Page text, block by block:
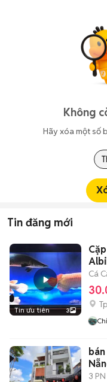
Không
Hãy xóa một số
Tin đăng mới
Tin ưu tiên 3
Cá
3 PN